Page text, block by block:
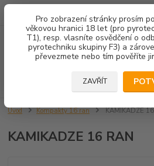
Pro zobrazení stránky prosím
věkovou hranici 18 let (pro
T1), resp. vlasníte osvědčení o
pyrotechniku skupiny F3) a
převezmete nebo tím pověříte
ZAVŘÍT
JSME TU PRO VÁS 8.00-14.00
Úvod Kompakty 16 ran KAMIKADZE
KAMIKADZE 16 RAN